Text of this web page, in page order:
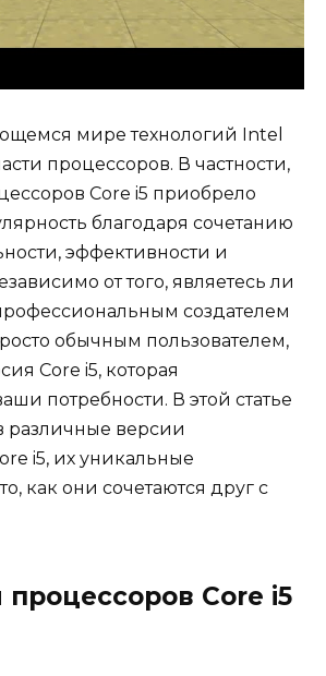
мире технологий Intel
процессоров. В частности,
Core i5 приобрело
благодаря сочетанию
эффективности и
от того, являетесь ли
создателем
обычным пользователем,
Core i5, которая
потребности. В этой статье
различные версии
i5, их уникальные
как они сочетаются друг с
Core i5